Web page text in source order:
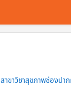
สาขาวิชาสุขภาพช่องปา